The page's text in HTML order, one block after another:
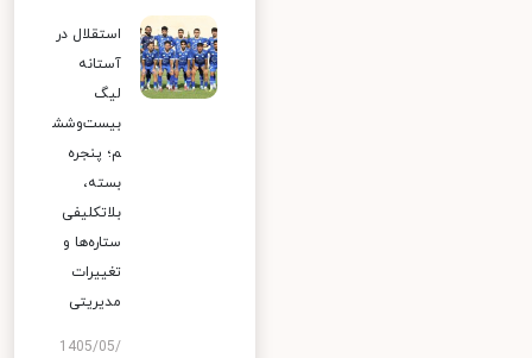
استقلال در
آستانه
لیگ
بیست‌وشش
م؛ پنجره
بسته،
بلاتکلیفی
ستاره‌ها و
تغییرات
مدیریتی
1405/05/